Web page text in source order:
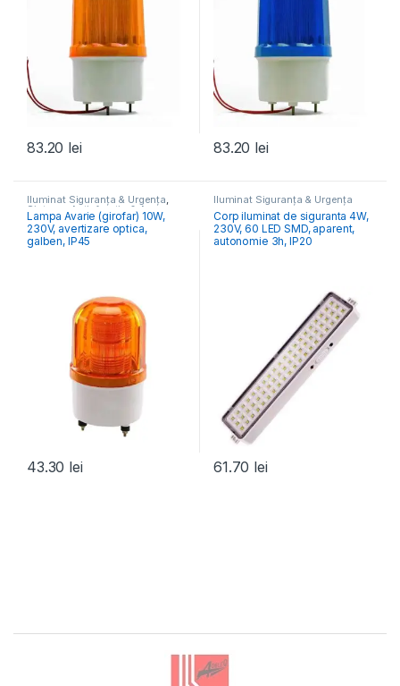
83.20 lei 83.20 lei
Iluminat Siguranța & Urgența,
Sisteme Antiefracție & Acces
Lampa Avarie (girofar) 10W,
230V, avertizare optica,
galben, IP45
43.30 lei
Iluminat Siguranța & Urgența
Corp iluminat de siguranta 4W,
230V, 60 LED SMD, aparent,
autonomie 3h, IP20
61.70 lei